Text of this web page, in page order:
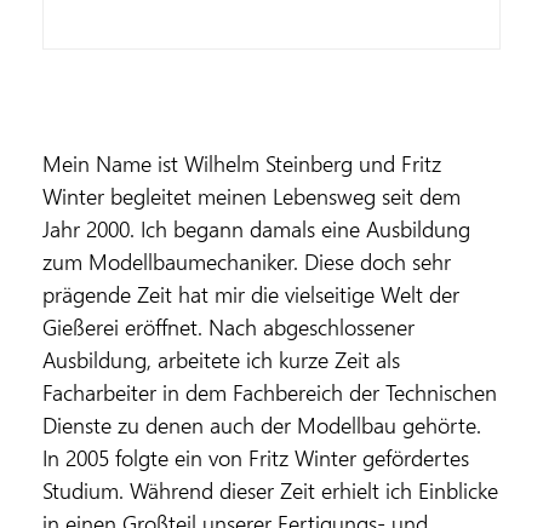
Mein Name ist Wilhelm Steinberg und Fritz
Winter begleitet meinen Lebensweg seit dem
Jahr 2000. Ich begann damals eine Ausbildung
zum Modellbaumechaniker. Diese doch sehr
prägende Zeit hat mir die vielseitige Welt der
Gießerei eröffnet. Nach abgeschlossener
Ausbildung, arbeitete ich kurze Zeit als
Facharbeiter in dem Fachbereich der Technischen
Dienste zu denen auch der Modellbau gehörte.
In 2005 folgte ein von Fritz Winter gefördertes
Studium. Während dieser Zeit erhielt ich Einblicke